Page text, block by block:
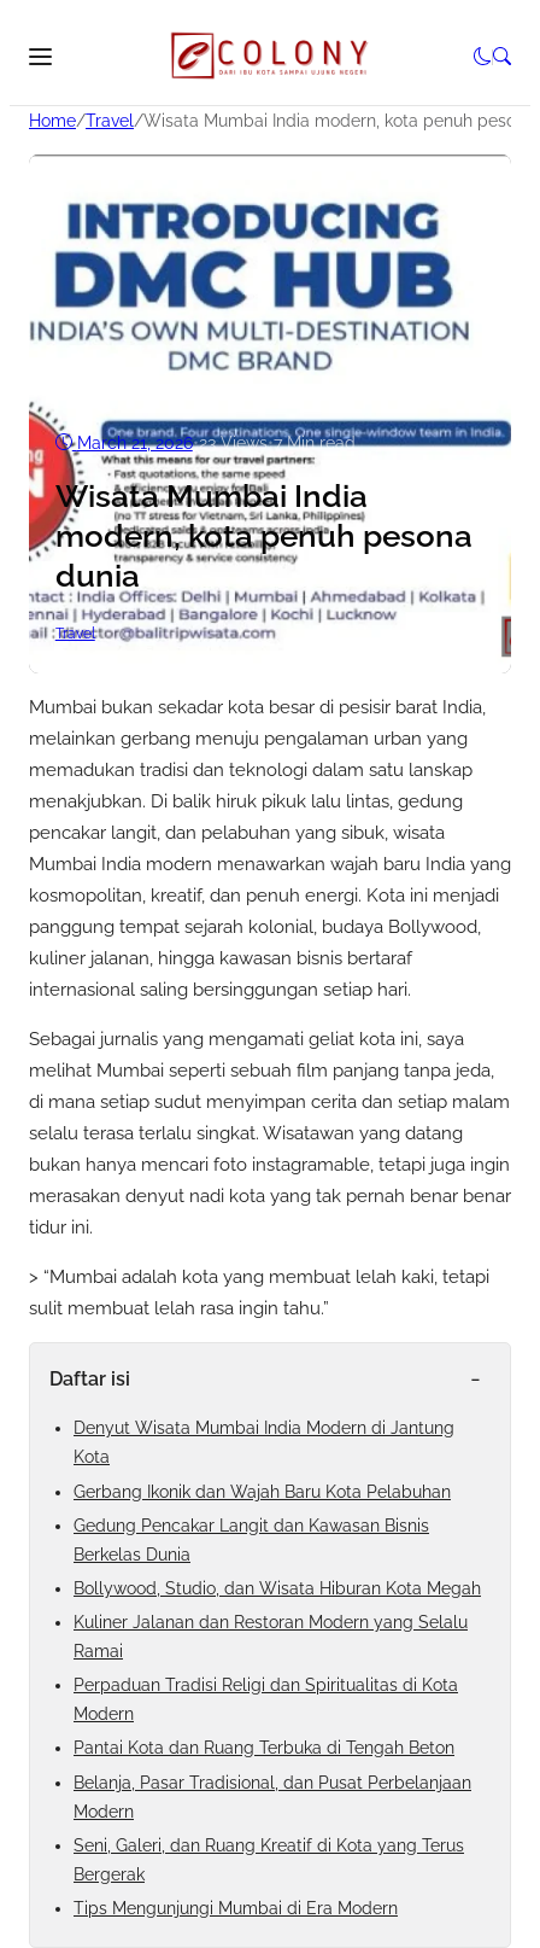
Home/Travel /Wisata Mumbai India modern, kota penuh pesona
March 21, 2026•23Views•7 Min read
Wisata Mumbai India
modern, kota penuh pesona
dunia
Travel
Mumbai bukan sekadar kota besar di pesisir barat India,
melainkan gerbang menuju pengalaman urban yang
memadukan tradisi dan teknologi dalam satu lanskap
menakjubkan. Di balik hiruk pikuk lalu lintas, gedung
pencakar langit, dan pelabuhan yang sibuk, wisata
Mumbai India modern menawarkan wajah baru India yang
kosmopolitan, kreatif, dan penuh energi. Kota ini menjadi
panggung tempat sejarah kolonial, budaya Bollywood,
kuliner jalanan, hingga kawasan bisnis bertaraf
internasional saling bersinggungan setiap hari.
Sebagai jurnalis yang mengamati geliat kota ini, saya
melihat Mumbai seperti sebuah film panjang tanpa jeda,
di mana setiap sudut menyimpan cerita dan setiap malam
selalu terasa terlalu singkat. Wisatawan yang datang
bukan hanya mencari foto instagramable, tetapi juga ingin
merasakan denyut nadi kota yang tak pernah benar benar
tidur ini.
> “Mumbai adalah kota yang membuat lelah kaki, tetapi
sulit membuat lelah rasa ingin tahu.”
Daftar isi -
Denyut Wisata Mumbai India Modern di Jantung
Kota
Gerbang Ikonik dan Wajah Baru Kota Pelabuhan
Gedung Pencakar Langit dan Kawasan Bisnis
Berkelas Dunia
Bollywood, Studio, dan Wisata Hiburan Kota Megah
Kuliner Jalanan dan Restoran Modern yang Selalu
Ramai
Perpaduan Tradisi Religi dan Spiritualitas di Kota
Modern
Pantai Kota dan Ruang Terbuka di Tengah Beton
Belanja, Pasar Tradisional, dan Pusat Perbelanjaan
Modern
Seni, Galeri, dan Ruang Kreatif di Kota yang Terus
Bergerak
Tips Mengunjungi Mumbai di Era Modern